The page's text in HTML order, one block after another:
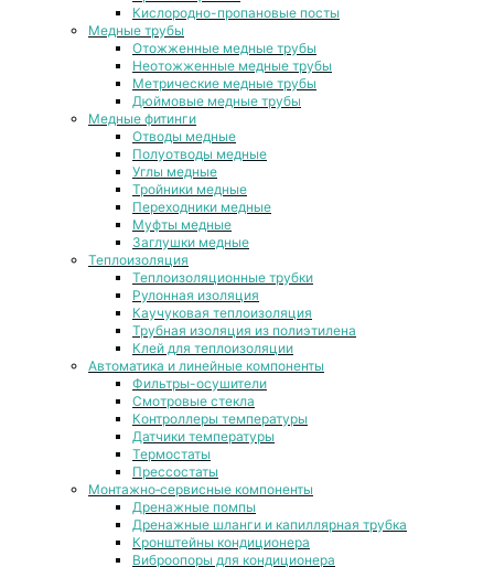
Кислородно-пропановые посты
Медные трубы
Отожженные медные трубы
Неотожженные медные трубы
Метрические медные трубы
Дюймовые медные трубы
Медные фитинги
Отводы медные
Полуотводы медные
Углы медные
Тройники медные
Переходники медные
Муфты медные
Заглушки медные
Теплоизоляция
Теплоизоляционные трубки
Рулонная изоляция
Каучуковая теплоизоляция
Трубная изоляция из полиэтилена
Клей для теплоизоляции
Автоматика и линейные компоненты
Фильтры-осушители
Смотровые стекла
Контроллеры температуры
Датчики температуры
Термостаты
Прессостаты
Монтажно‑сервисные компоненты
Дренажные помпы
Дренажные шланги и капиллярная трубка
Кронштейны кондиционера
Виброопоры для кондиционера